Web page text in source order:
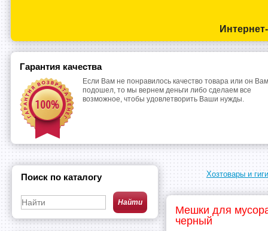
Гарантия качества
Если Вам не понравилось качество товара или он
подошел, то мы вернем деньги либо сделаем все
возможное, чтобы удовлетворить Ваши нужды.
Хозтовары и
Мешки для
черный
Поиск по каталогу